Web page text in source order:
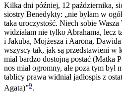
Kilka dni później, 12 października,
siostry Benedykty: „nie byłam w
taka uroczystość. Niech sobie
widziałam nie tylko Abrahama, lecz
i Jakuba, Mojżesza i Aarona,
wszyscy tak, jak są przedstawieni w
miał bardzo dostojną postać (Matka
nos miał ogromny, ale poza tym był
tablicy prawa widniał jadłospis z
Agata)”9.